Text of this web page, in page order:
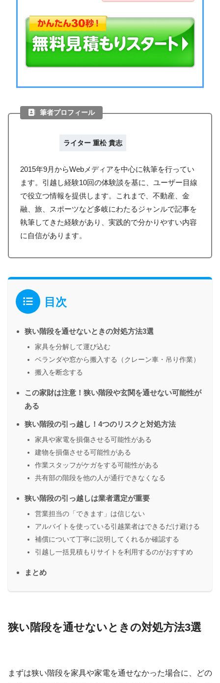
筆者プロフィール
ライター 重松 貴志
2015年9月からWebメディアを中心に執筆を行ってい
ます。引越し経験10回の体験談を基に、ユーザー目線
で役立つ情報を提供します。これまで、不動産、金
融、旅、スポーツなど多岐にわたるジャンルで記事を
執筆してきた経験があり、実践的で分かりやすい内容
に自信があります。
目次
狭い階段を通せないときの対処方法3選
家具を分解して運び込む
ベランダや窓から搬入する（クレーン車・吊り作業）
搬入を断念する
この家財は注意！狭い階段や玄関を通せない可能性が
ある
狭い階段の引っ越し！4つのリスクと対処方法
家具や家電を損傷させる可能性がある
建物を損傷させる可能性がある
作業スタッフがケガをする可能性がある
共有部の階段を他の人が通行できなくなる
狭い階段の引っ越しは業者選定が重要
営業担当の「できます」は信じない
アルバイトを使っている引越業者はできるだけ避ける
補償について丁寧に説明してくれるか確認する
引越し一括見積もりサイトを利用するのがおすすめ
まとめ
狭い階段を通せないときの対処方法3選
まずは狭い階段を家具や家電を通せなかった場合に、どの